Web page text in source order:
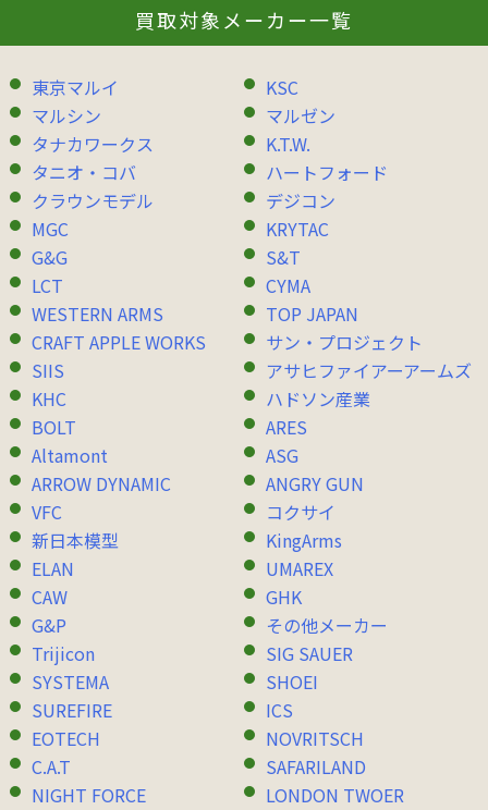
買取対象メーカー一覧
東京マルイ
KSC
マルシン
マルゼン
タナカワークス
K.T.W.
タニオ・コバ
ハートフォード
クラウンモデル
デジコン
MGC
KRYTAC
G&G
S&T
LCT
CYMA
WESTERN ARMS
TOP JAPAN
CRAFT APPLE WORKS
サン・プロジェクト
SIIS
アサヒファイアーアームズ
KHC
ハドソン産業
BOLT
ARES
Altamont
ASG
ARROW DYNAMIC
ANGRY GUN
VFC
コクサイ
新日本模型
KingArms
ELAN
UMAREX
CAW
GHK
G&P
その他メーカー
Trijicon
SIG SAUER
SYSTEMA
SHOEI
SUREFIRE
ICS
EOTECH
NOVRITSCH
C.A.T
SAFARILAND
NIGHT FORCE
LONDON TWOER